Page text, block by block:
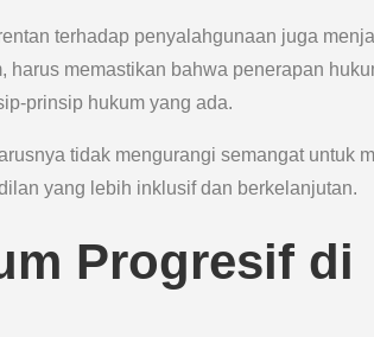
terhadap penyalahgunaan juga
memastikan bahwa penerapan
prinsip hukum yang ada.
tidak mengurangi semangat untuk
yang lebih inklusif dan berkelanjutan.
Progresif di